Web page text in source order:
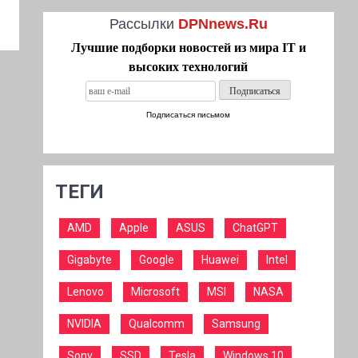
Рассылки DPNnews.Ru
Лучшие подборки новостей из мира IT и
высоких технологий
Подписаться письмом
ТЕГИ
AMD Apple ASUS ChatGPT
Gigabyte Google Huawei Intel
Lenovo Microsoft MSI NASA
NVIDIA Qualcomm Samsung